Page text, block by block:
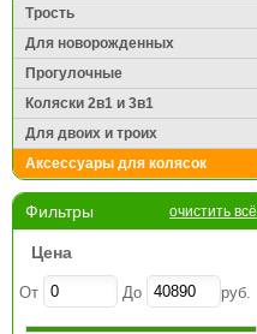
Трость
Для новорожденных
Прогулочные
Коляски 2в1 и 3в1
Для двоих и троих
Аксессуары для колясок
Фильтры очистить всё
Цена
От До руб.